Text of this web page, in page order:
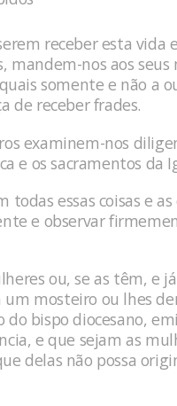
receber esta vida
mandem-nos aos
somente e não a
de receber frades.
examinem-nos
e os sacramentos da
todas essas coisas e
e observar
ou, se as têm, e
mosteiro ou lhes
do bispo diocesano,
e que sejam as
delas não possa